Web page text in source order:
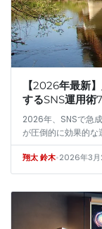
【2026年最新
するSNS運用術
2026年、SNSで急
が圧倒的に効果的な
筆者が、数十名へ
なく…
翔太 鈴木•2026年3月